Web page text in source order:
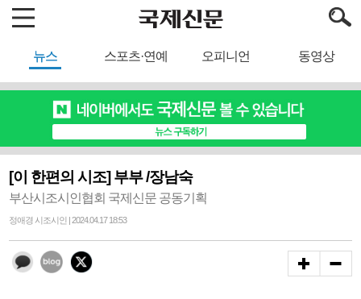
뉴스 스포츠·연예 오피니언 동영상
[이 한편의 시조] 부부 /장남숙
부산시조시인협회 국제신문 공동기획
정애경 시조시인 | 2024.04.17 18:53